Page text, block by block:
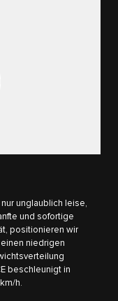
unglaublich leise,
und sofortige
positionieren wir
niedrigen
beschleunigt in
h.